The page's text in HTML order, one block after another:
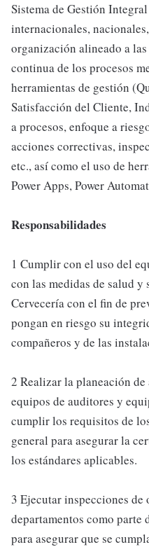
Sistema de Gestión
internacionales,
organización alineado a
continua de los procesos
herramientas de gestión
Satisfacción del Cliente,
a procesos, enfoque a
acciones correctivas,
etc., así como el uso de
Power Apps, Power
Responsabilidades
1 Cumplir con el uso del
con las medidas de salud
Cervecería con el fin de
pongan en riesgo su
compañeros y de las
2 Realizar la planeación
equipos de auditores y
cumplir los requisitos de
general para asegurar la
los estándares aplicables.
3 Ejecutar inspecciones
departamentos como parte
para asegurar que se